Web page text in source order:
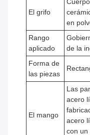
El grifo
en
Rango
aplicado
de la
Forma de
las piezas
El mango
Las
acero
acero
con un